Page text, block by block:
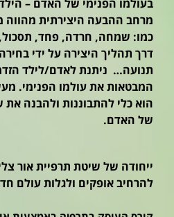
בעולמו הפנימי של האדם –
מרחב ההבעה היצירתית מהווה
כמו: שמחה, חרדה, פחד, תסכול,
דרך תהליך היצירה על ידי
תנועה… ניתנת לאדם/לילד
המבטאות את עולמו הפנימי.
הוא כלי להתבוננות ולהבנה
של האדם.
ייחודה של שיטת תרפיית אור
להרחיב אופקים ולגלות עולם